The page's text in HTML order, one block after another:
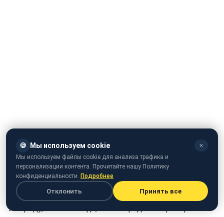
У середу, 30 листопада, в міжнародний аеропорт
🍪 Мы используем cookie ✕
Мы используем файлы cookie для анализа трафика и
персонализации контента. Прочитайте нашу Политику
конфиденциальности. Подробнее
Отклонить Принять все